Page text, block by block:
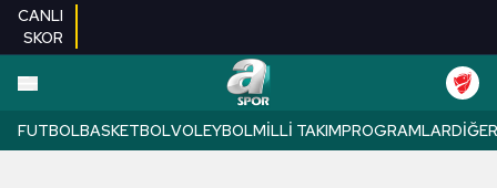
CANLI
SKOR
FUTBOLBASKETBOLVOLEYBOLMILLI TAKIMPROGRAMLARDIĞER